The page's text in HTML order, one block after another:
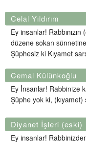
Celal Yıldırım
Ey insanlar! Rabbınızın
düzene sokan
Şüphesiz ki Kıyamet
Cemal Külünkoğlu
Ey İnsanlar! Rabbinize
Şüphe yok ki, (kıyamet)
Diyanet İşleri (eski)
Ey insanlar!